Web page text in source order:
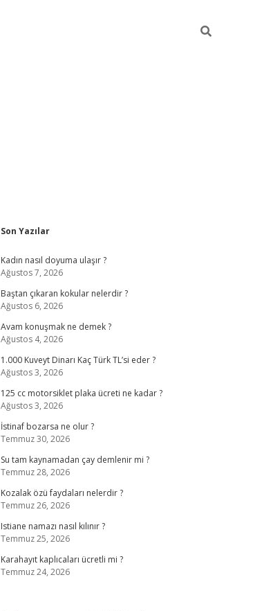
Sidebar
Son Yazılar
Kadın nasıl doyuma ulaşır ?
Ağustos 7, 2026
Baştan çıkaran kokular nelerdir ?
Ağustos 6, 2026
Avam konuşmak ne demek ?
Ağustos 4, 2026
1.000 Kuveyt Dinarı Kaç Türk TL’si eder ?
Ağustos 3, 2026
125 cc motorsiklet plaka ücreti ne kadar ?
Ağustos 3, 2026
İstinaf bozarsa ne olur ?
Temmuz 30, 2026
Su tam kaynamadan çay demlenir mi ?
Temmuz 28, 2026
Kozalak özü faydaları nelerdir ?
Temmuz 26, 2026
Istiane namazı nasıl kılınır ?
Temmuz 25, 2026
Karahayıt kaplıcaları ücretli mi ?
Temmuz 24, 2026